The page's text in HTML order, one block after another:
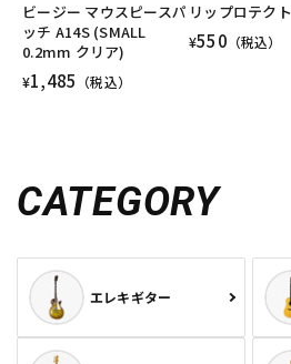
ビージー マウスピースパ
ッチ A14S (SMALL
0.2mm クリア)
¥1,485 （税込）
リップロテクト
¥550 （税込）
CATEGORY
エレキギター